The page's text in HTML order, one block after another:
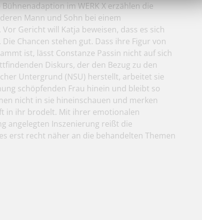
im WERK X erzählen die
Mann und Sohn bei einem
Gericht will Katja beweisen, dass es sich
Chancen stehen gut. Dass ihre Figur von
ist, lässt Constanze Passin nicht auf sich
Diskurs, der den Bezug zu den
Untergrund (NSU) herstellt, arbeitet sie
schöpfenden Frau hinein und bleibt so
nicht in sie hineinschauen und merken
in ihr brodelt. Mit ihrer emotionalen
angelegten Inszenierung reißt die
erst recht näher an die behandelten Themen